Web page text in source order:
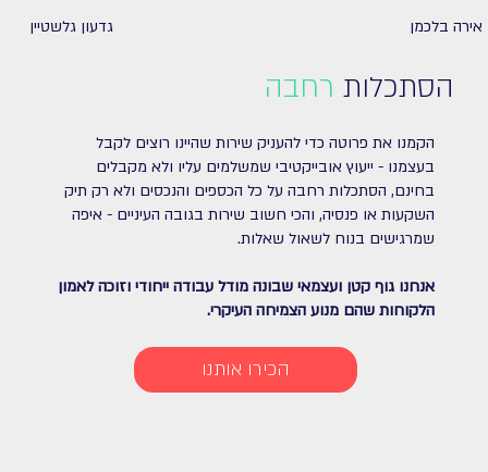
גדעון גלשטיין אירה בלכמן
הסתכלות רחבה
הקמנו את פרוטה כדי להעניק שירות שהיינו רוצים לקבל
בעצמנו - ייעוץ אובייקטיבי שמשלמים עליו ולא מקבלים
בחינם, הסתכלות רחבה על כל הכספים והנכסים ולא רק תיק
השקעות או פנסיה, והכי חשוב שירות בגובה העיניים - איפה
שמרגישים בנוח לשאול שאלות.
אנחנו גוף קטן ועצמאי שבונה מודל עבודה ייחודי וזוכה לאמון
הלקוחות שהם מנוע הצמיחה העיקרי.
הכירו אותנו